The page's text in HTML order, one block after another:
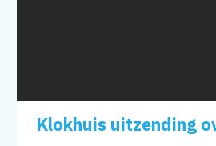
Klokhuis uitzending